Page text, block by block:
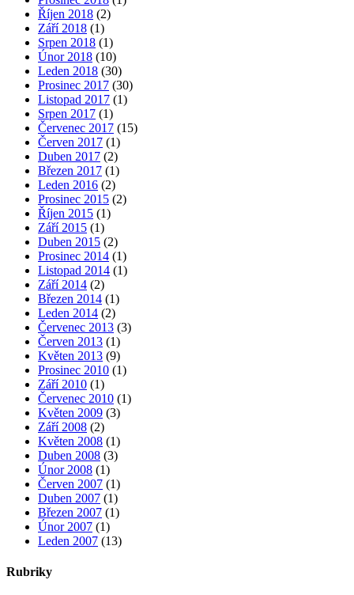
Říjen 2018 (2)
Září 2018 (1)
Srpen 2018 (1)
Únor 2018 (10)
Leden 2018 (30)
Prosinec 2017 (30)
Listopad 2017 (1)
Srpen 2017 (1)
Červenec 2017 (15)
Červen 2017 (1)
Duben 2017 (2)
Březen 2017 (1)
Leden 2016 (2)
Prosinec 2015 (2)
Říjen 2015 (1)
Září 2015 (1)
Duben 2015 (2)
Prosinec 2014 (1)
Listopad 2014 (1)
Září 2014 (2)
Březen 2014 (1)
Leden 2014 (2)
Červenec 2013 (3)
Červen 2013 (1)
Květen 2013 (9)
Prosinec 2010 (1)
Září 2010 (1)
Červenec 2010 (1)
Květen 2009 (3)
Září 2008 (2)
Květen 2008 (1)
Duben 2008 (3)
Únor 2008 (1)
Červen 2007 (1)
Duben 2007 (1)
Březen 2007 (1)
Únor 2007 (1)
Leden 2007 (13)
Rubriky